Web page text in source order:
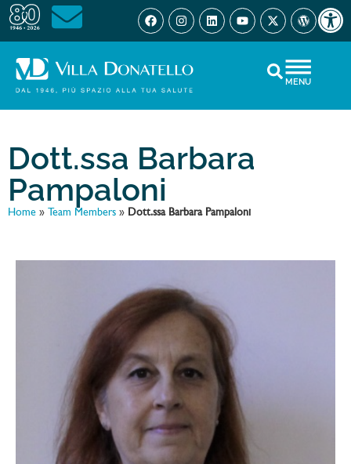
MENU
Dott.ssa Barbara
Pampaloni
Home » Team Members » Dott.ssa Barbara Pampaloni